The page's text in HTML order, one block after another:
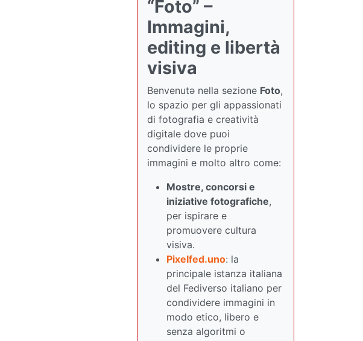
“Foto” –
Immagini,
editing e libertà
visiva
Benvenutə nella sezione Foto,
lo spazio per gli appassionati
di fotografia e creatività
digitale dove puoi
condividere le proprie
immagini e molto altro come:
Mostre, concorsi e
iniziative fotografiche,
per ispirare e
promuovere cultura
visiva.
Pixelfed.uno: la
principale istanza italiana
del Fediverso italiano per
condividere immagini in
modo etico, libero e
senza algoritmi o